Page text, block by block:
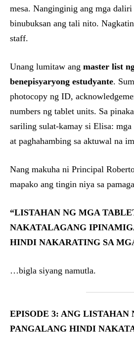
mesa. Nanginginig ang mga daliri
binubuksan ang tali nito.
staff.
Unang lumitaw ang master list
benepisyaryong estudyante.
photocopy ng ID,
numbers ng tablet units. Sa
sariling sulat-kamay si Elisa: mga
at paghahambing sa aktuwal na
Nang makuha ni Principal
mapako ang tingin niya sa
“LISTAHAN NG MGA
NAKATALAGANG
HINDI NAKARATING SA
…bigla siyang namutla.
EPISODE 3: ANG LISTAHAN
PANGALANG HINDI